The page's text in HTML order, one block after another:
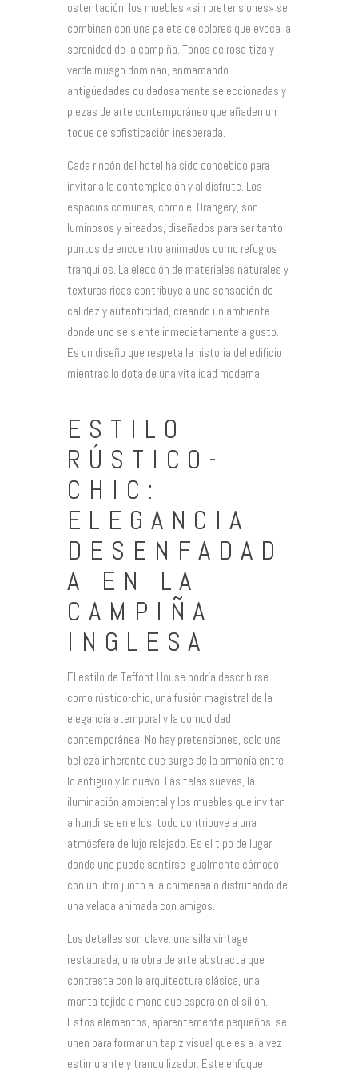
ostentación, los muebles «sin pretensiones» se
combinan con una paleta de colores que evoca la
serenidad de la campiña. Tonos de rosa tiza y
verde musgo dominan, enmarcando
antigüedades cuidadosamente seleccionadas y
piezas de arte contemporáneo que añaden un
toque de sofisticación inesperada.
Cada rincón del hotel ha sido concebido para
invitar a la contemplación y al disfrute. Los
espacios comunes, como el Orangery, son
luminosos y aireados, diseñados para ser tanto
puntos de encuentro animados como refugios
tranquilos. La elección de materiales naturales y
texturas ricas contribuye a una sensación de
calidez y autenticidad, creando un ambiente
donde uno se siente inmediatamente a gusto.
Es un diseño que respeta la historia del edificio
mientras lo dota de una vitalidad moderna.
ESTILO
RÚSTICO-
CHIC:
ELEGANCIA
DESENFADAD
A EN LA
CAMPIÑA
INGLESA
El estilo de Teffont House podría describirse
como rústico-chic, una fusión magistral de la
elegancia atemporal y la comodidad
contemporánea. No hay pretensiones, solo una
belleza inherente que surge de la armonía entre
lo antiguo y lo nuevo. Las telas suaves, la
iluminación ambiental y los muebles que invitan
a hundirse en ellos, todo contribuye a una
atmósfera de lujo relajado. Es el tipo de lugar
donde uno puede sentirse igualmente cómodo
con un libro junto a la chimenea o disfrutando de
una velada animada con amigos.
Los detalles son clave: una silla vintage
restaurada, una obra de arte abstracta que
contrasta con la arquitectura clásica, una
manta tejida a mano que espera en el sillón.
Estos elementos, aparentemente pequeños, se
unen para formar un tapiz visual que es a la vez
estimulante y tranquilizador. Este enfoque